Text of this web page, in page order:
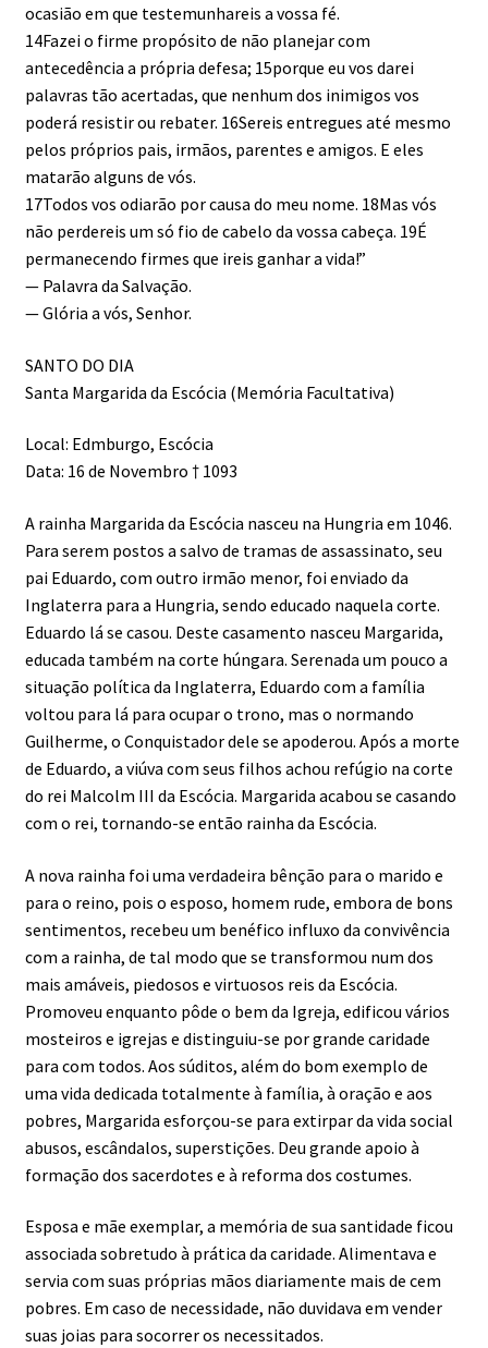
ocasião em que testemunhareis a vossa fé.
14Fazei o firme propósito de não planejar com
antecedência a própria defesa; 15porque eu vos darei
palavras tão acertadas, que nenhum dos inimigos vos
poderá resistir ou rebater. 16Sereis entregues até mesmo
pelos próprios pais, irmãos, parentes e amigos. E eles
matarão alguns de vós.
17Todos vos odiarão por causa do meu nome. 18Mas vós
não perdereis um só fio de cabelo da vossa cabeça. 19É
permanecendo firmes que ireis ganhar a vida!”
— Palavra da Salvação.
— Glória a vós, Senhor.
SANTO DO DIA
Santa Margarida da Escócia (Memória Facultativa)
Local: Edmburgo, Escócia
Data: 16 de Novembro † 1093
A rainha Margarida da Escócia nasceu na Hungria em 1046.
Para serem postos a salvo de tramas de assassinato, seu
pai Eduardo, com outro irmão menor, foi enviado da
Inglaterra para a Hungria, sendo educado naquela corte.
Eduardo lá se casou. Deste casamento nasceu Margarida,
educada também na corte húngara. Serenada um pouco a
situação política da Inglaterra, Eduardo com a família
voltou para lá para ocupar o trono, mas o normando
Guilherme, o Conquistador dele se apoderou. Após a morte
de Eduardo, a viúva com seus filhos achou refúgio na corte
do rei Malcolm III da Escócia. Margarida acabou se casando
com o rei, tornando-se então rainha da Escócia.
A nova rainha foi uma verdadeira bênção para o marido e
para o reino, pois o esposo, homem rude, embora de bons
sentimentos, recebeu um benéfico influxo da convivência
com a rainha, de tal modo que se transformou num dos
mais amáveis, piedosos e virtuosos reis da Escócia.
Promoveu enquanto pôde o bem da Igreja, edificou vários
mosteiros e igrejas e distinguiu-se por grande caridade
para com todos. Aos súditos, além do bom exemplo de
uma vida dedicada totalmente à família, à oração e aos
pobres, Margarida esforçou-se para extirpar da vida social
abusos, escândalos, superstições. Deu grande apoio à
formação dos sacerdotes e à reforma dos costumes.
Esposa e mãe exemplar, a memória de sua santidade ficou
associada sobretudo à prática da caridade. Alimentava e
servia com suas próprias mãos diariamente mais de cem
pobres. Em caso de necessidade, não duvidava em vender
suas joias para socorrer os necessitados.